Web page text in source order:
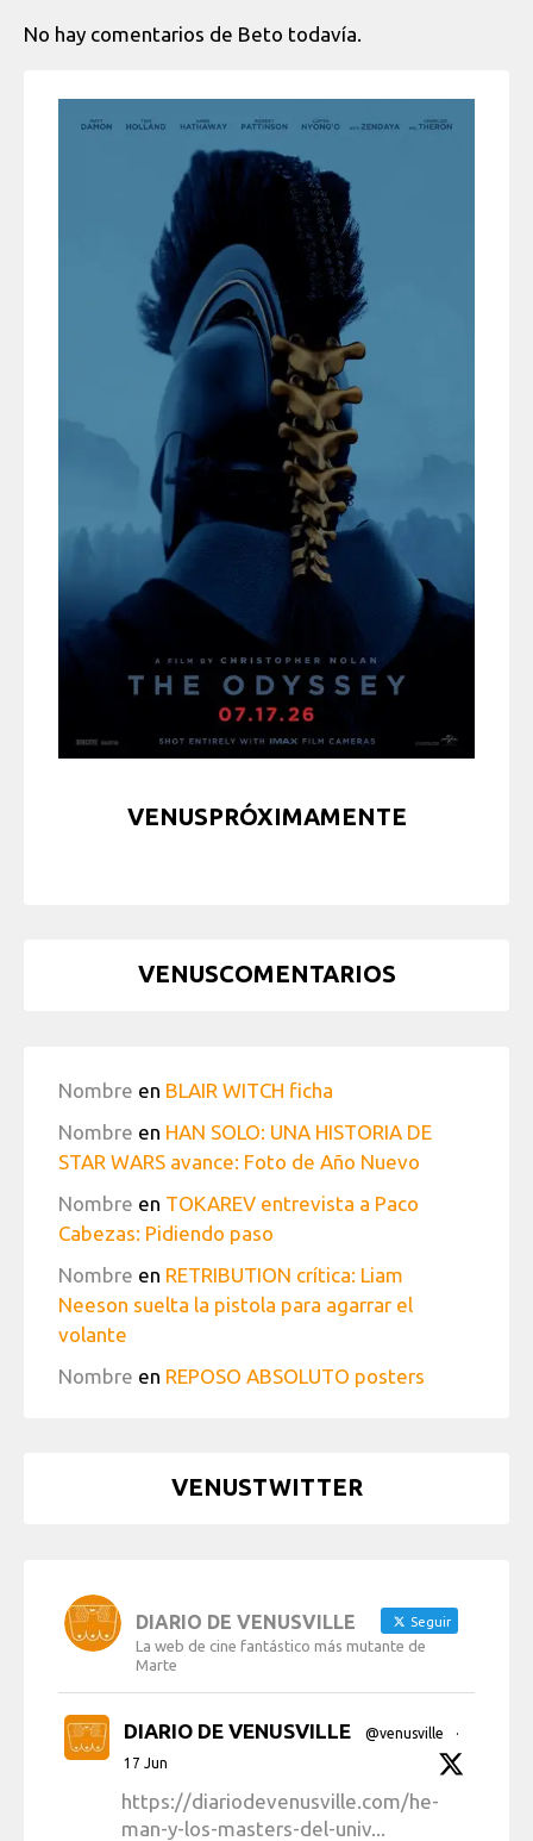
No hay comentarios de Beto todavía.
VENUSPRÓXIMAMENTE
VENUSCOMENTARIOS
Nombre en BLAIR WITCH ficha
Nombre en HAN SOLO: UNA HISTORIA DE
STAR WARS avance: Foto de Año Nuevo
Nombre en TOKAREV entrevista a Paco
Cabezas: Pidiendo paso
Nombre en RETRIBUTION crítica: Liam
Neeson suelta la pistola para agarrar el
volante
Nombre en REPOSO ABSOLUTO posters
VENUSTWITTER
DIARIO DE VENUSVILLE Seguir
La web de cine fantástico más mutante de
Marte
DIARIO DE VENUSVILLE @venusville
·
17 Jun
https://diariodevenusville.com/he-
man-y-los-masters-del-univ...